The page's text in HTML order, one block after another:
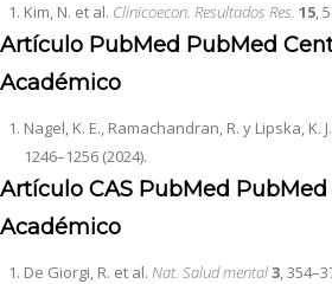
Kim, N. et al. Clinicoecon. Resultados Res. 15,
Artículo PubMed PubMed
Académico
Nagel, K. E., Ramachandran, R. y Lipska, K. J.
1246–1256 (2024).
Artículo CAS PubMed PubMed
Académico
De Giorgi, R. et al. Nat. Salud mental3,